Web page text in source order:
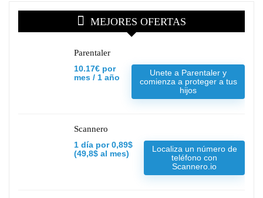
MEJORES OFERTAS
Parentaler
10.17€ por
mes / 1 año
Unete a Parentaler y
comienza a proteger a tus
hijos
Scannero
1 día por 0,89$
(49,8$ al mes)
Localiza un número de
teléfono con
Scannero.io